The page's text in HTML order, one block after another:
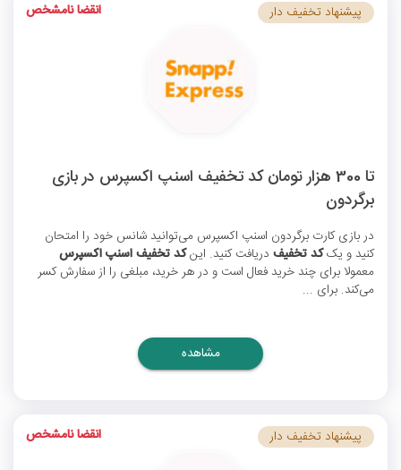
تا 300 هزار تومان کد تخفیف اسنپ اکسپرس در بازی
برگردون
در بازی کارت برگردون اسنپ اکسپرس می‌توانید شانس خود را امتحان
کنید و یککد تخفیف دریافت کنید. اینکد تخفیف اسنپ اکسپرس
معمولا برای چند خرید فعال است و در هر خرید، مبلغی را از سفارش کسر
می‌کند. برای ...
پیشنهاد تخفیف دار انقضا نامشخص
مشاهده
پیشنهاد تخفیف دار انقضا نامشخص